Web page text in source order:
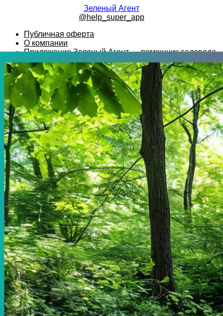
Зеленый Агент
@help_super_app
Публичная оферта
О компании
Приложение Зеленый Агент — помощник садовода
Лучшие растения для тенистого сада